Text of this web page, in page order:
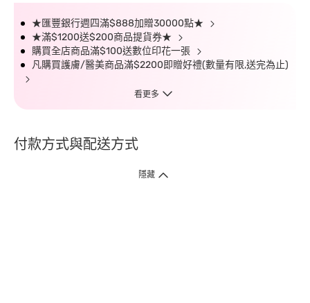
★匯豐銀行週四滿$888加贈30000點★
★滿$1200送$200商品提貨券★
購買全店商品滿$100送數位印花一張
凡購買護膚/醫美商品滿$2200即贈好禮(數量有限,送完為止)
看更多
付款方式與配送方式
隱藏